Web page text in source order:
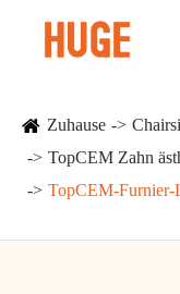
Zuhause
TopCEM Zahn
TopCEM-Furnier-